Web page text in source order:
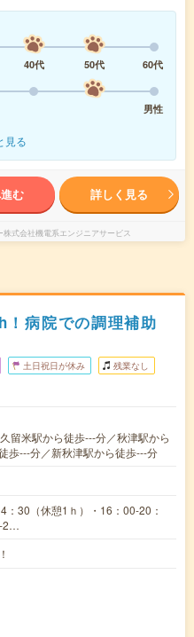
40代 50代
60代
男性
見る
む 詳しく見る
式会社機電系エンジニアサービス
病院での調理補助
土日祝日が休み 残業なし
留米駅から徒歩---分／秋津駅から
歩---分／新秋津駅から徒歩---分
：30（休憩1ｈ）・16：00-20：
2…